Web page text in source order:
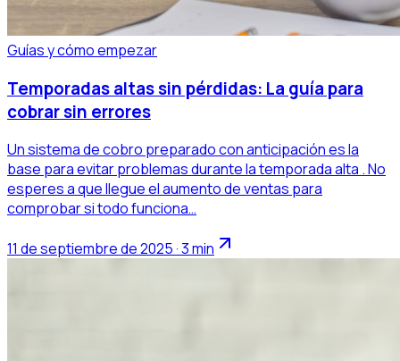
Guías y cómo empezar
Temporadas altas sin pérdidas: La guía para
cobrar sin errores
Un sistema de cobro preparado con anticipación es la
base para evitar problemas durante la temporada alta . No
esperes a que llegue el aumento de ventas para
comprobar si todo funciona…
11 de septiembre de 2025 · 3 min